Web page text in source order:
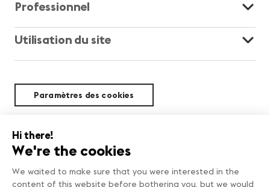
Professionnel
Utilisation du site
Paramètres des cookies
Durabilité